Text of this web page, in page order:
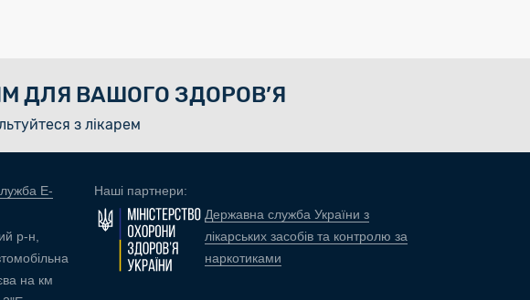
ДЛЯ ВАШОГО ЗДОРОВ’Я
з лікарем
E-
р-н,
на км
Наші партнери:
Державна служба України з
лікарських засобів та контролю за
наркотиками